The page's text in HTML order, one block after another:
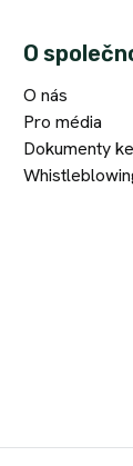
O
O nás
Pro média
Dokumenty